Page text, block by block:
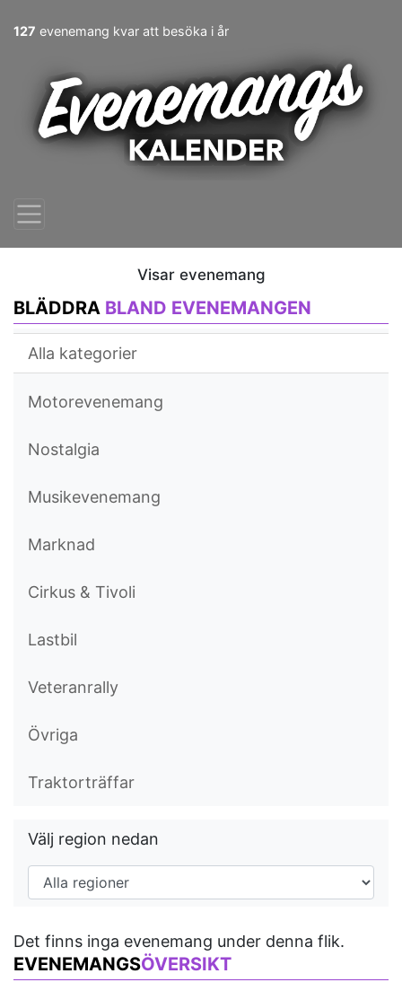
127 evenemang kvar att besöka i år
Visar evenemang
BLÄDDRA BLAND EVENEMANGEN
Alla kategorier
Motorevenemang
Nostalgia
Musikevenemang
Marknad
Cirkus & Tivoli
Lastbil
Veteranrally
Övriga
Traktorträffar
Välj region nedan
Det finns inga evenemang under denna flik.
EVENEMANGSÖVERSIKT